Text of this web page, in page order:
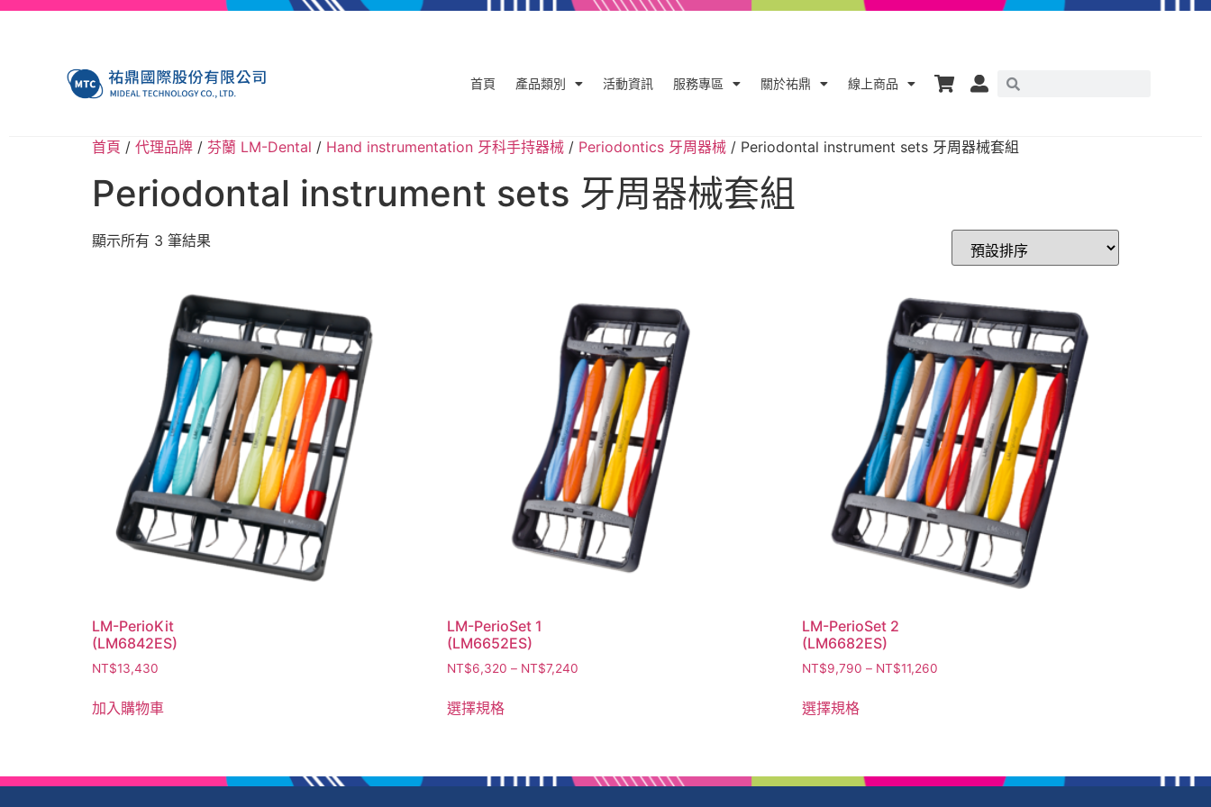
首頁 產品類別 活動資訊 服務專區 關於祐鼎 線上商品
首頁 / 代理品牌 / 芬蘭 LM-Dental / Hand instrumentation 牙科手持器械 / Periodontics 牙周器械 / Periodontal instrument sets 牙周器械套組
Periodontal instrument sets 牙周器械套組
顯示所有 3 筆結果
LM-PerioKit
(LM6842ES)
NT$13,430
加入購物車
LM-PerioSet 1
(LM6652ES)
NT$6,320 – NT$7,240
選擇規格
LM-PerioSet 2
(LM6682ES)
NT$9,790 – NT$11,260
選擇規格